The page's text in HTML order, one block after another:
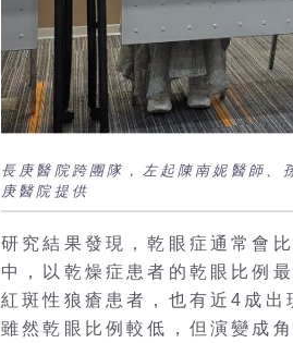
長庚醫院跨團隊，左起陳南妮醫師
庚醫院提供
研究結果發現，乾眼症通常會
中，以乾燥症患者的乾眼比例
紅斑性狼瘡患者，也有近4成
雖然乾眼比例較低，但演變成